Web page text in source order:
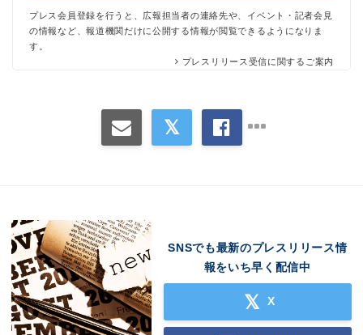
プレス会員登録を行うと、広報担当者の連絡先や、イベント・記者会見
の情報など、報道機関だけに公開する情報が閲覧できるようになりま
す。
プレスリリース受信に関するご案内
SNSでも最新のプレスリリース情
報をいち早く配信中
X